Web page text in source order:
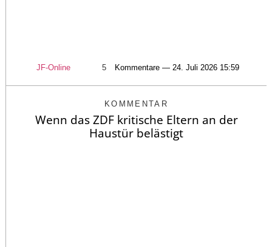
JF-Online 5 Kommentare — 24. Juli 2026 15:59
KOMMENTAR
Wenn das ZDF kritische Eltern an der
Haustür belästigt